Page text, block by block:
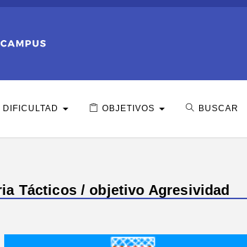
DIFICULTAD OBJETIVOS BUSCAR
Tácticos / objetivo Agresividad